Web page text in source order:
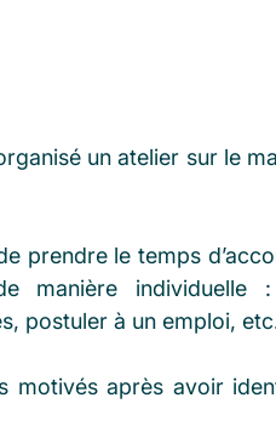
un atelier sur le
prendre le temps
manière individuelle
postuler à un emploi,
motivés après avoir